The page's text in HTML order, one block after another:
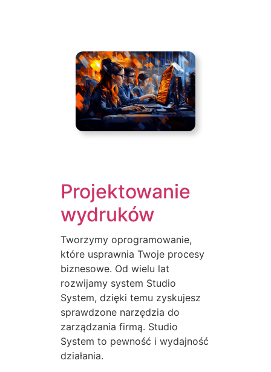
Projektowanie
wydruków
Tworzymy oprogramowanie,
które usprawnia Twoje procesy
biznesowe. Od wielu lat
rozwijamy system Studio
System, dzięki temu zyskujesz
sprawdzone narzędzia do
zarządzania firmą. Studio
System to pewność i wydajność
działania.